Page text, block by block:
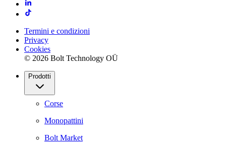
Termini e condizioni
Privacy
Cookies
© 2026 Bolt Technology OÜ
Prodotti
Corse
Monopattini
Bolt Market